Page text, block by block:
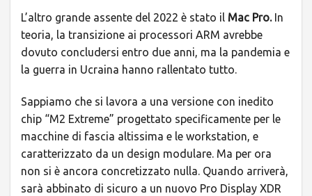
L’altro grande assente del 2022 è stato il Mac Pro.In
teoria, la transizione ai processori ARM avrebbe
dovuto concludersi entro due anni, ma la pandemia e
la guerra in Ucraina hanno rallentato tutto.
Sappiamo che si lavora a una versione con inedito
chip “M2 Extreme” progettato specificamente per le
macchine di fascia altissima e le workstation, e
caratterizzato da un design modulare. Ma per ora
non si è ancora concretizzato nulla. Quando arriverà,
sarà abbinato di sicuro a un nuovo Pro Display XDR